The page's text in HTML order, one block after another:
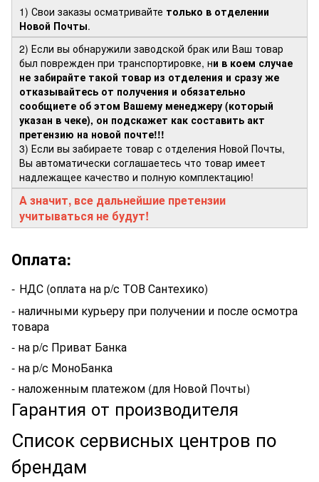
1) Свои заказы осматривайте только в отделении
Новой Почты.
2) Если вы обнаружили заводской брак или Ваш товар
был поврежден при транспортировке, ни в коем случае
не забирайте такой товар из отделения и сразу же
отказывайтесь от получения и обязательно
сообщиете об этом Вашему менеджеру (который
указан в чеке), он подскажет как составить акт
претензию на новой почте!!!
3) Если вы забираете товар с отделения Новой Почты,
Вы автоматически соглашаетесь что товар имеет
надлежащее качество и полную комплектацию!
А значит, все дальнейшие претензии
учитываться не будут!
Оплата:
- НДС (оплата на р/с ТОВ Сантехико)
- наличными курьеру при получении и после осмотра
товара
- на р/с Приват Банка
- на р/с МоноБанка
- наложенным платежом (для Новой Почты)
Гарантия от производителя
Список сервисных центров по
брендам